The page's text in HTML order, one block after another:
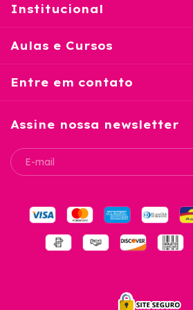
Institucional
Aulas e Cursos
Entre em contato
Assine nossa newsletter